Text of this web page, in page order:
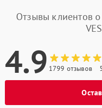
Отзывы клиентов
4.9 1799 отзывов